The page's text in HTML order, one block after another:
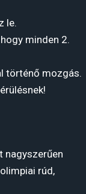
le.
minden 2.
történő mozgás.
nagyszerűen
rúd,